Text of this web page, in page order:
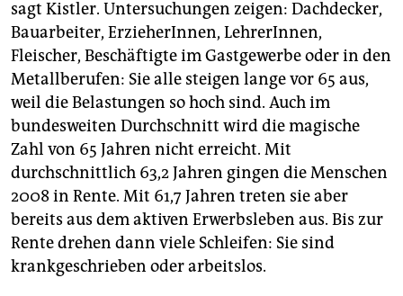
sagt Kistler. Untersuchungen zeigen: Dachdecker,
Bauarbeiter, ErzieherInnen, LehrerInnen,
Fleischer, Beschäftigte im Gastgewerbe oder in den
Metallberufen: Sie alle steigen lange vor 65 aus,
weil die Belastungen so hoch sind. Auch im
bundesweiten Durchschnitt wird die magische
Zahl von 65 Jahren nicht erreicht. Mit
durchschnittlich 63,2 Jahren gingen die Menschen
2008 in Rente. Mit 61,7 Jahren treten sie aber
bereits aus dem aktiven Erwerbsleben aus. Bis zur
Rente drehen dann viele Schleifen: Sie sind
krankgeschrieben oder arbeitslos.